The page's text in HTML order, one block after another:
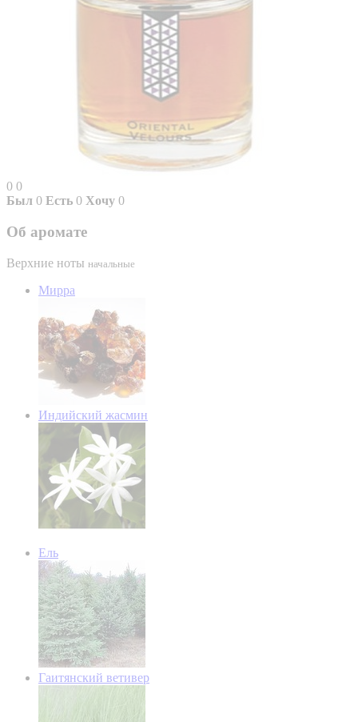
0 0
Был 0 Есть 0 Хочу 0
Об аромате
Верхние ноты начальные
Мирра
Индийский жасмин
Ель
Гаитянский ветивер